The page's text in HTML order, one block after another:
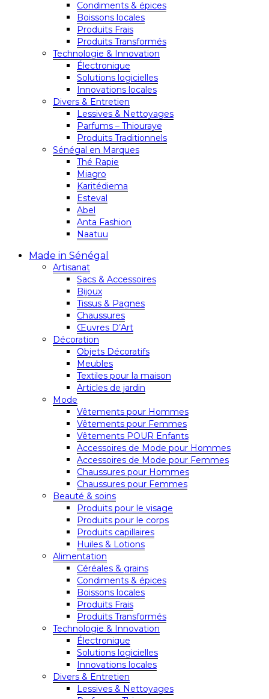
Condiments & épices
Boissons locales
Produits Frais
Produits Transformés
Technologie & Innovation
Électronique
Solutions logicielles
Innovations locales
Divers & Entretien
Lessives & Nettoyages
Parfums – Thiouraye
Produits Traditionnels
Sénégal en Marques
Thé Rapie
Miagro
Karitédiema
Esteval
Abel
Anta Fashion
Naatuu
Made in Sénégal
Artisanat
Sacs & Accessoires
Bijoux
Tissus & Pagnes
Chaussures
Œuvres D’Art
Décoration
Objets Décoratifs
Meubles
Textiles pour la maison
Articles de jardin
Mode
Vêtements pour Hommes
Vêtements pour Femmes
Vêtements POUR Enfants
Accessoires de Mode pour Hommes
Accessoires de Mode pour Femmes
Chaussures pour Hommes
Chaussures pour Femmes
Beauté & soins
Produits pour le visage
Produits pour le corps
Produits capillaires
Huiles & Lotions
Alimentation
Céréales & grains
Condiments & épices
Boissons locales
Produits Frais
Produits Transformés
Technologie & Innovation
Électronique
Solutions logicielles
Innovations locales
Divers & Entretien
Lessives & Nettoyages